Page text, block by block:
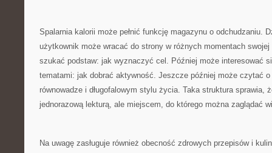
Spalarnia kalorii może pełnić funkcję magazynu o odchudzaniu.
użytkownik może wracać do strony w różnych momentach
szukać podstaw: jak wyznaczyć cel. Później może interesować
tematami: jak dobrać aktywność. Jeszcze później może czytać
równowadze i długofalowym stylu życia. Taka struktura sprawia,
jednorazową lekturą, ale miejscem, do którego można zaglądać
Na uwagę zasługuje również obecność zdrowych przepisów i